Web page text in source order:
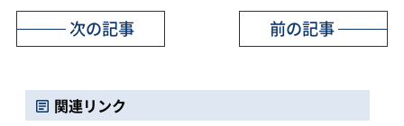
前の記事
次の記事
関連リンク